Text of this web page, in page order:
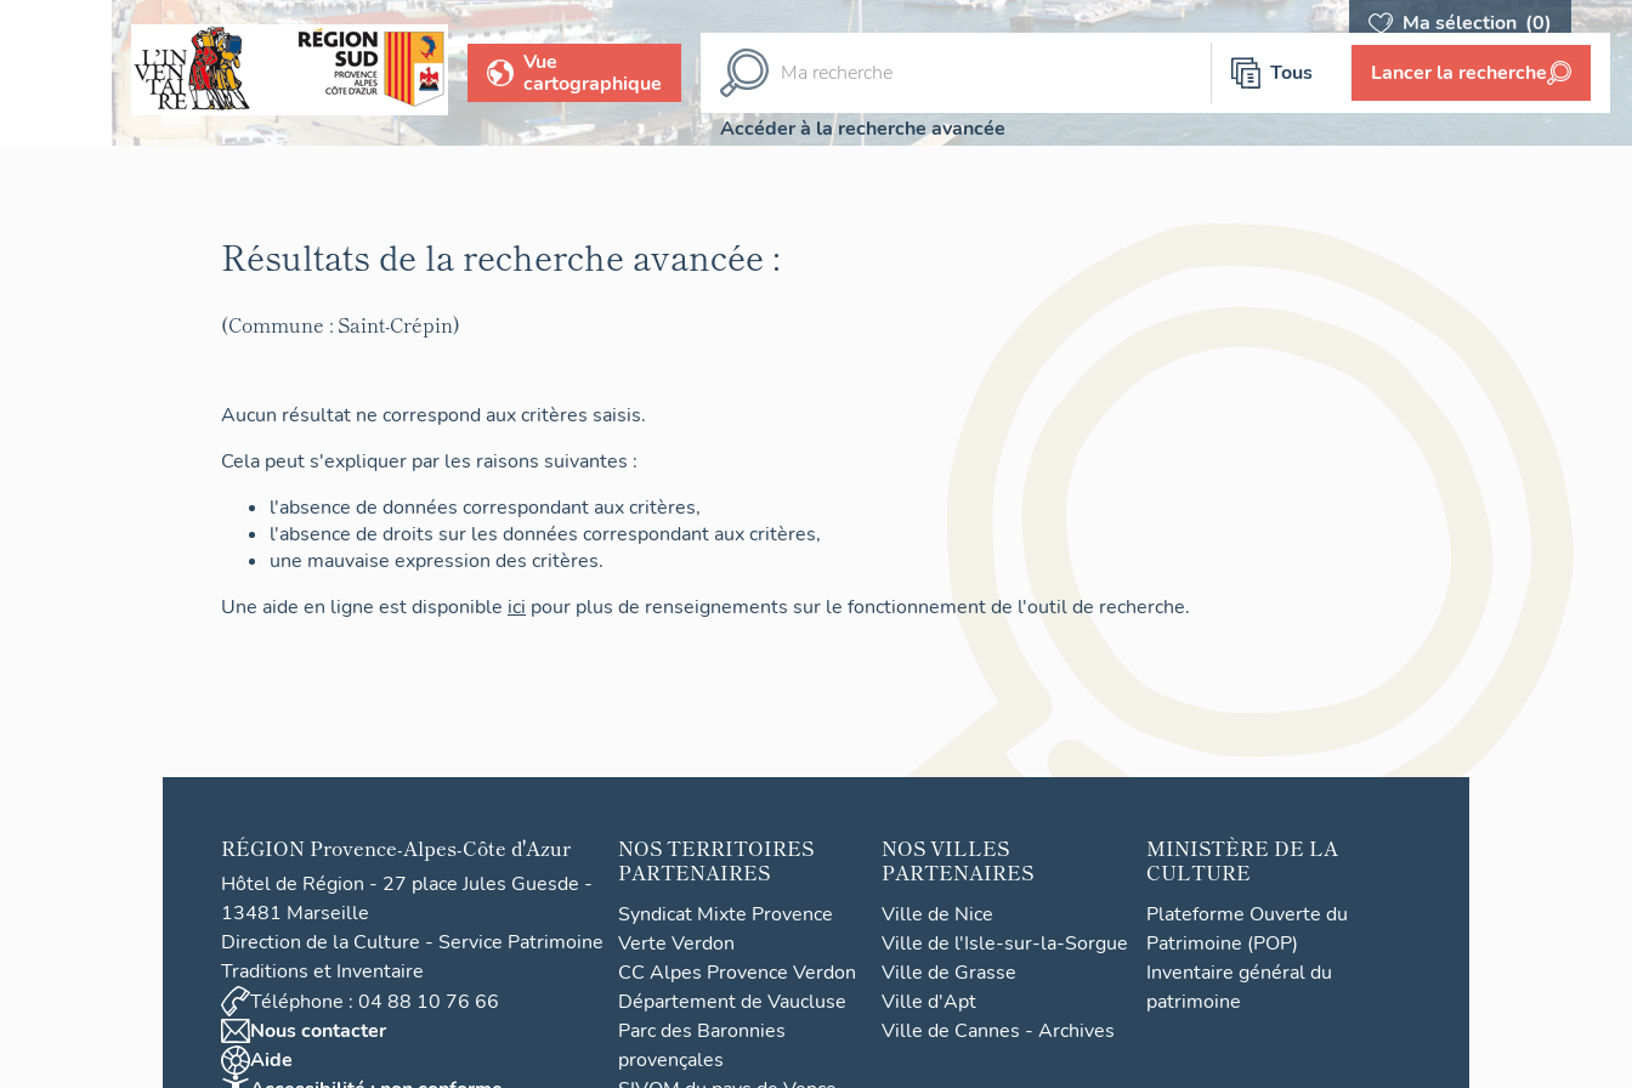
Ma sélection (0)
Vue
cartographique
Tous Lancer la recherche
Accéder à la recherche avancée
Résultats de la recherche avancée :
(Commune : Saint-Crépin)
Aucun résultat ne correspond aux critères saisis.
Cela peut s'expliquer par les raisons suivantes :
l'absence de données correspondant aux critères,
l'absence de droits sur les données correspondant aux critères,
une mauvaise expression des critères.
Une aide en ligne est disponible ici pour plus de renseignements sur le fonctionnement de l'outil de recherche.
RÉGION Provence-Alpes-Côte d'Azur
Hôtel de Région - 27 place Jules Guesde -
13481 Marseille
Direction de la Culture - Service Patrimoine
Traditions et Inventaire
Téléphone : 04 88 10 76 66
Nous contacter
Aide
NOS TERRITOIRES
PARTENAIRES
Syndicat Mixte Provence
Verte Verdon
CC Alpes Provence Verdon
Département de Vaucluse
Parc des Baronnies
provençales
NOS VILLES
PARTENAIRES
Ville de Nice
Ville de l'Isle-sur-la-Sorgue
Ville de Grasse
Ville d'Apt
Ville de Cannes - Archives
MINISTÈRE DE LA
CULTURE
Plateforme Ouverte du
Patrimoine (POP)
Inventaire général du
patrimoine